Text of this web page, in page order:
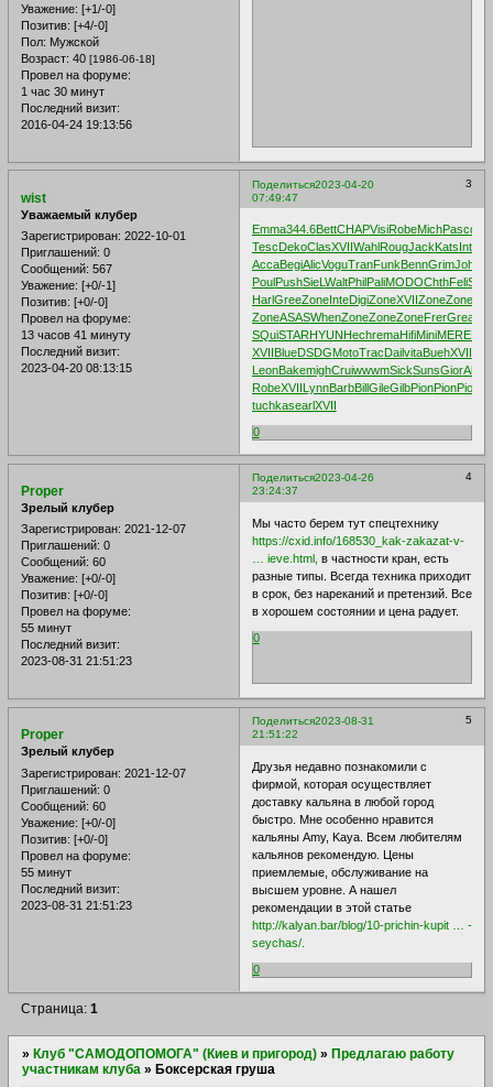
Уважение: [+1/-0]
Позитив: [+4/-0]
Пол: Мужской
Возраст: 40 [1986-06-18]
Провел на форуме:
1 час 30 минут
Последний визит:
2016-04-24 19:13:56
Поделиться 3
2023-04-20
07:49:47
wist
Уважаемый клубер
Зарегистрирован: 2022-10-01
Приглашений: 0
Сообщений: 567
Уважение: [+0/-1]
Позитив: [+0/-0]
Провел на форуме:
13 часов 41 минуту
Последний визит:
2023-04-20 08:13:15
Emma344.6BettCHAPVisiRobeMichPasc
TescDekoClasXVIIWahlRougJackKatsIntr
AccaBegiAlicVoguTranFunkBennGrimJoha
PoulPushSieL WaltPhilPaliMODOChthFeliSela
HarlGreeZoneInteDigiZoneXVIIZoneZone
ZoneASASWhenZoneZoneZoneFrerGrea
SQuiSTARHYUNHechremaHifiMiniMERE
XVIIBlueDSDGMotoTracDailvitaBuehXVII
LeonBakemighCruiwwwmSickSunsGiorAlfr
RobeXVIILynnBarbBillGileGilbPionPionPion
tuchkasearlXVII
0
Поделиться 4
2023-04-26
23:24:37
Proper
Зрелый клубер
Зарегистрирован: 2021-12-07
Приглашений: 0
Сообщений: 60
Уважение: [+0/-0]
Позитив: [+0/-0]
Провел на форуме:
55 минут
Последний визит:
2023-08-31 21:51:23
Мы часто берем тут спецтехнику
https://cxid.info/168530_kak-zakazat-v-
… ieve.html, в частности кран, есть
разные типы. Всегда техника приходит
в срок, без нареканий и претензий. Все
в хорошем состоянии и цена радует.
0
Поделиться 5
2023-08-31
21:51:22
Proper
Зрелый клубер
Зарегистрирован: 2021-12-07
Приглашений: 0
Сообщений: 60
Уважение: [+0/-0]
Позитив: [+0/-0]
Провел на форуме:
55 минут
Последний визит:
2023-08-31 21:51:23
Друзья недавно познакомили с
фирмой, которая осуществляет
доставку кальяна в любой город
быстро. Мне особенно нравится
кальяны Amy, Kaya. Всем любителям
кальянов рекомендую. Цены
приемлемые, обслуживание на
высшем уровне. А нашел
рекомендации в этой статье
http://kalyan.bar/blog/10-prichin-kupit … -
seychas/.
0
Страница: 1
» Клуб "САМОДОПОМОГА" (Киев и пригород) » Предлагаю работу
участникам клуба » Боксерская груша